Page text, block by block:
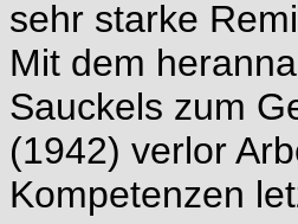
sehr starke
Mit dem
Sauckels zum
(1942) verlor
Kompetenzen